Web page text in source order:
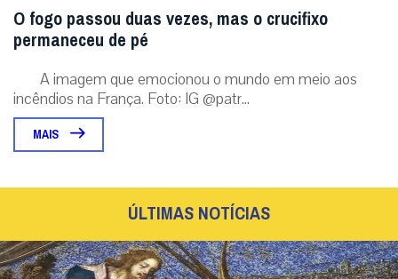
O fogo passou duas vezes, mas o crucifixo
permaneceu de pé
A imagem que emocionou o mundo em meio aos
incêndios na França. Foto: IG @patr...
MAIS
ÚLTIMAS NOTÍCIAS